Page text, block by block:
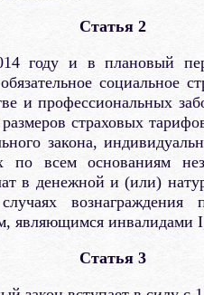
Статья 2
году и в плановый
социальное
и профессиональных
страховых
закона,
по всем основаниям
в денежной и (или)
вознаграждения
являющимся
Статья 3